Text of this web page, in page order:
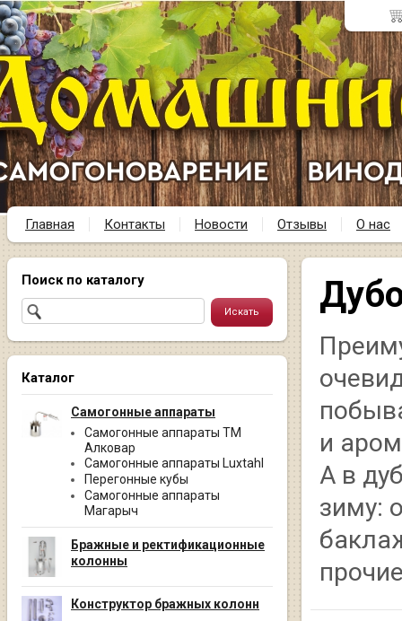
Главная Контакты Новости Отзывы О нас
Поиск по каталогу
Каталог
Самогонные аппараты
Самогонные аппараты ТМ
Алковар
Самогонные аппараты Luxtahl
Перегонные кубы
Самогонные аппараты
Магарыч
Бражные и ректификационные
колонны
Конструктор бражных колонн
и
А в
зиму: